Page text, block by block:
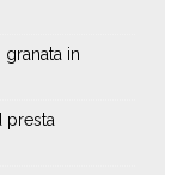
in
presta